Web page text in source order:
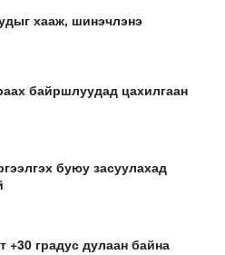
хааж, шинэчлэнэ
байршлуудад цахилгаан
буюу засуулахад
+30 градус дулаан байна